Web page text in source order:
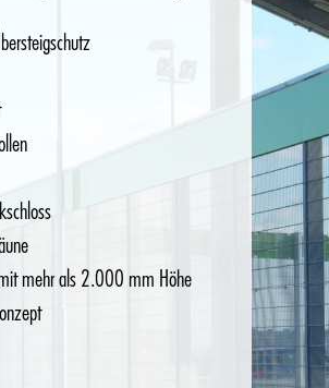
mehr als 2.000 mm Höhe